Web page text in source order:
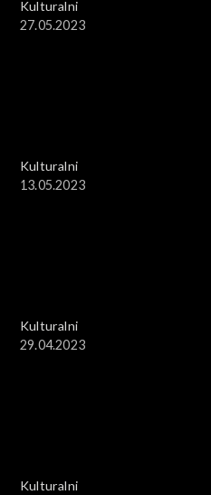
Kulturalni
27.05.2023
Kulturalni
13.05.2023
Kulturalni
29.04.2023
Kulturalni